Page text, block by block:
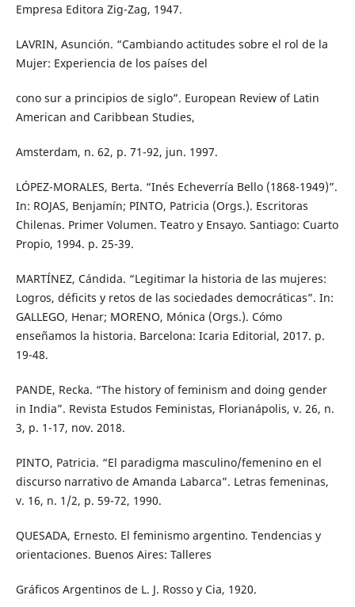
Empresa Editora Zig-Zag, 1947.
LAVRIN, Asunción. “Cambiando actitudes sobre el rol de la
Mujer: Experiencia de los países del
cono sur a principios de siglo”. European Review of Latin
American and Caribbean Studies,
Amsterdam, n. 62, p. 71-92, jun. 1997.
LÓPEZ-MORALES, Berta. “Inés Echeverría Bello (1868-1949)”.
In: ROJAS, Benjamín; PINTO, Patricia (Orgs.). Escritoras
Chilenas. Primer Volumen. Teatro y Ensayo. Santiago: Cuarto
Propio, 1994. p. 25-39.
MARTÍNEZ, Cándida. “Legitimar la historia de las mujeres:
Logros, déficits y retos de las sociedades democráticas”. In:
GALLEGO, Henar; MORENO, Mónica (Orgs.). Cómo
enseñamos la historia. Barcelona: Icaria Editorial, 2017. p.
19-48.
PANDE, Recka. “The history of feminism and doing gender
in India”. Revista Estudos Feministas, Florianápolis, v. 26, n.
3, p. 1-17, nov. 2018.
PINTO, Patricia. “El paradigma masculino/femenino en el
discurso narrativo de Amanda Labarca”. Letras femeninas,
v. 16, n. 1/2, p. 59-72, 1990.
QUESADA, Ernesto. El feminismo argentino. Tendencias y
orientaciones. Buenos Aires: Talleres
Gráficos Argentinos de L. J. Rosso y Cia, 1920.